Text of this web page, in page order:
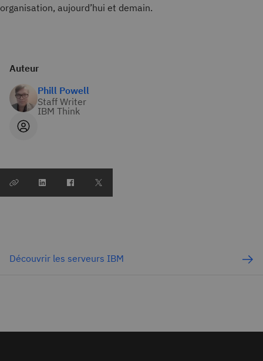
organisation, aujourd’hui et demain.
Auteur
Phill Powell
Staff Writer
IBM Think
Découvrir les serveurs IBM